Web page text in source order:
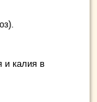
и калия в